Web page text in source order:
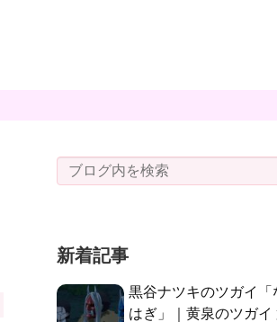
新着記事
黒谷ナツキのツガイ「
はぎ」｜黄泉のツガイ